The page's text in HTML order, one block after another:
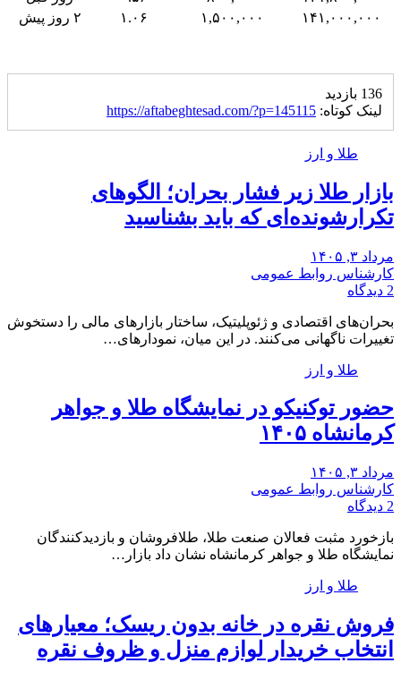
۱۴۱,۰۰۰,۰۰۰
۱,۵۰۰,۰۰۰ ۱.۰۶ ۲ روز پیش
136 بازدید
لینک کوتاه: https://aftabeghtesad.com/?p=145115
طلا و ارز
بازار طلا زیر فشار بحران؛ الگوهای
تکرارشونده‌ای که باید بشناسید
مرداد ۳, ۱۴۰۵
کارشناس روابط عمومی
2 دیدگاه
بحران‌های اقتصادی و ژئوپلیتیک، ساختار بازارهای مالی را دستخوش
تغییرات ناگهانی می‌کنند. در این میان، نمودارهای…
طلا و ارز
حضور توکنیکو در نمایشگاه طلا و جواهر
کرمانشاه ۱۴۰۵
مرداد ۳, ۱۴۰۵
کارشناس روابط عمومی
2 دیدگاه
بازخورد مثبت فعالان صنعت طلا، طلافروشان و بازدیدکنندگان
نمایشگاه طلا و جواهر کرمانشاه نشان داد بازار…
طلا و ارز
فروش نقره در خانه بدون ریسک؛ معیارهای
انتخاب خریدار لوازم منزل و ظروف نقره